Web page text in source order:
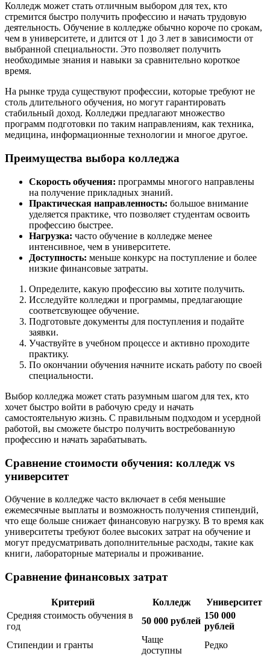
Колледж может стать отличным выбором для тех, кто
стремится быстро получить профессию и начать трудовую
деятельность. Обучение в колледже обычно короче по срокам,
чем в университете, и длится от 1 до 3 лет в зависимости от
выбранной специальности. Это позволяет получить
необходимые знания и навыки за сравнительно короткое
время.
На рынке труда существуют профессии, которые требуют не
столь длительного обучения, но могут гарантировать
стабильный доход. Колледжи предлагают множество
программ подготовки по таким направлениям, как техника,
медицина, информационные технологии и многое другое.
Преимущества выбора колледжа
Скорость обучения: программы многого направлены
на получение прикладных знаний.
Практическая направленность: большое внимание
уделяется практике, что позволяет студентам освоить
профессию быстрее.
Нагрузка: часто обучение в колледже менее
интенсивное, чем в университете.
Доступность: меньше конкурс на поступление и более
низкие финансовые затраты.
Определите, какую профессию вы хотите получить.
Исследуйте колледжи и программы, предлагающие
соответсвующее обучение.
Подготовьте документы для поступления и подайте
заявки.
Участвуйте в учебном процессе и активно проходите
практику.
По окончании обучения начните искать работу по своей
специальности.
Выбор колледжа может стать разумным шагом для тех, кто
хочет быстро войти в рабочую среду и начать
самостоятельную жизнь. С правильным подходом и усердной
работой, вы сможете быстро получить востребованную
профессию и начать зарабатывать.
Сравнение стоимости обучения: колледж vs
университет
Обучение в колледже часто включает в себя меньшие
ежемесячные выплаты и возможность получения стипендий,
что еще больше снижает финансовую нагрузку. В то время как
университеты требуют более высоких затрат на обучение и
могут предусматривать дополнительные расходы, такие как
книги, лабораторные материалы и проживание.
Сравнение финансовых затрат
Критерий Колледж
Университет
Средняя стоимость обучения в
год
50 000 рублей
150 000
рублей
Стипендии и гранты
Чаще
доступны
Редко